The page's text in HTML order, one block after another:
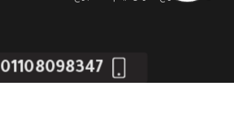
01108098347